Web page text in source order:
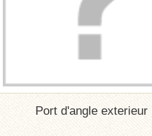
Port d'angle exterieur